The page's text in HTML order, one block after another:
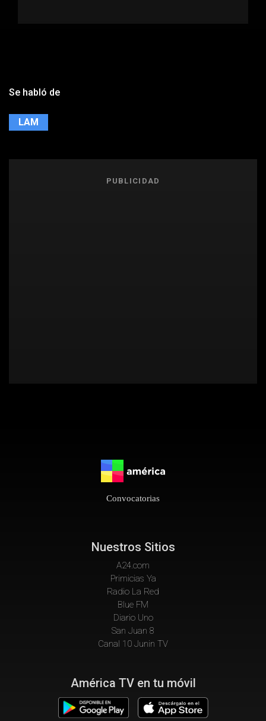
Se habló de
LAM
PUBLICIDAD
Convocatorias
Nuestros Sitios
A24.com
Primicias Ya
Radio La Red
Blue FM
Diario Uno
San Juan 8
Canal 10 Junin TV
América TV en tu móvil